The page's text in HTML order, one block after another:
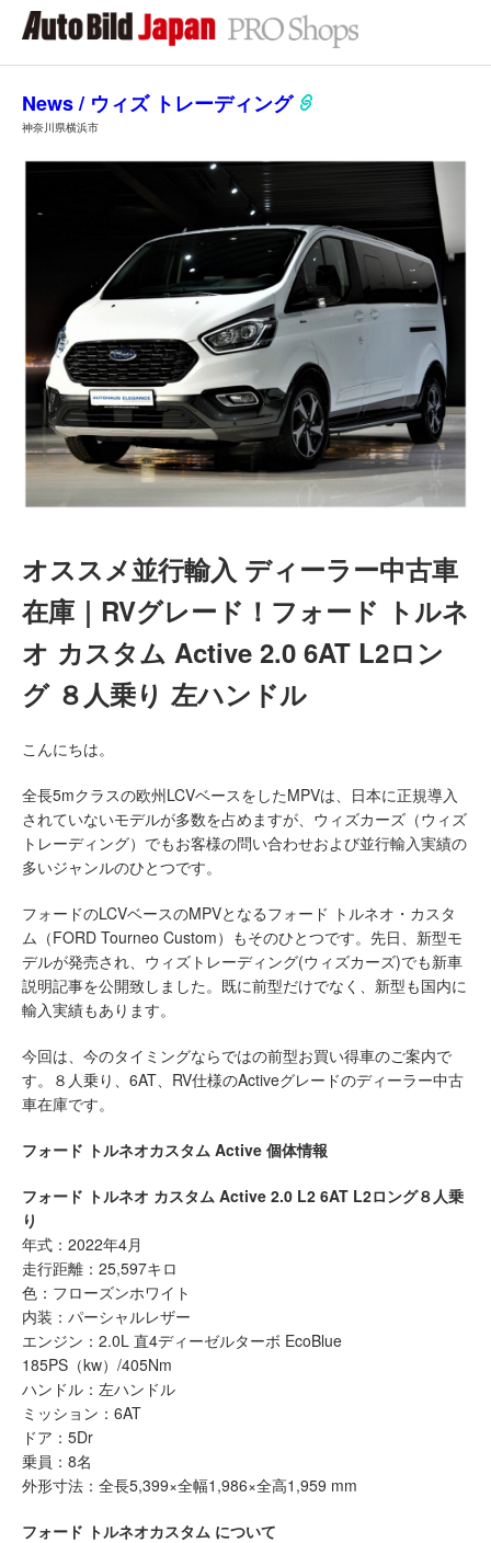
News / ウィズ トレーディング
神奈川県横浜市
オススメ並行輸入 ディーラー中古車
在庫｜RVグレード！フォード トルネ
オ カスタム Active 2.0 6AT L2ロン
グ ８人乗り 左ハンドル
こんにちは。
全長5mクラスの欧州LCVベースをしたMPVは、日本に正規導入
されていないモデルが多数を占めますが、ウィズカーズ（ウィズ
トレーディング）でもお客様の問い合わせおよび並行輸入実績の
多いジャンルのひとつです。
フォードのLCVベースのMPVとなるフォード トルネオ・カスタ
ム（FORD Tourneo Custom）もそのひとつです。先日、新型モ
デルが発売され、ウィズトレーディング(ウィズカーズ)でも新車
説明記事を公開致しました。既に前型だけでなく、新型も国内に
輸入実績もあります。
今回は、今のタイミングならではの前型お買い得車のご案内で
す。８人乗り、6AT、RV仕様のActiveグレードのディーラー中古
車在庫です。
フォード トルネオカスタム Active 個体情報
フォード トルネオ カスタム Active 2.0 L2 6AT L2ロング８人乗
り
年式：2022年4月
走行距離：25,597キロ
色：フローズンホワイト
内装：パーシャルレザー
エンジン：2.0L 直4ディーゼルターボ EcoBlue
185PS（kw）/405Nm
ハンドル：左ハンドル
ミッション：6AT
ドア：5Dr
乗員：8名
外形寸法：全長5,399×全幅1,986×全高1,959 mm
フォード トルネオカスタム について